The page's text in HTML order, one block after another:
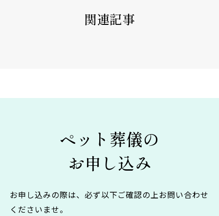
関連記事
ペット葬儀の
お申し込み
お申し込みの際は、必ず以下ご確認の上お問い合わせ
くださいませ。